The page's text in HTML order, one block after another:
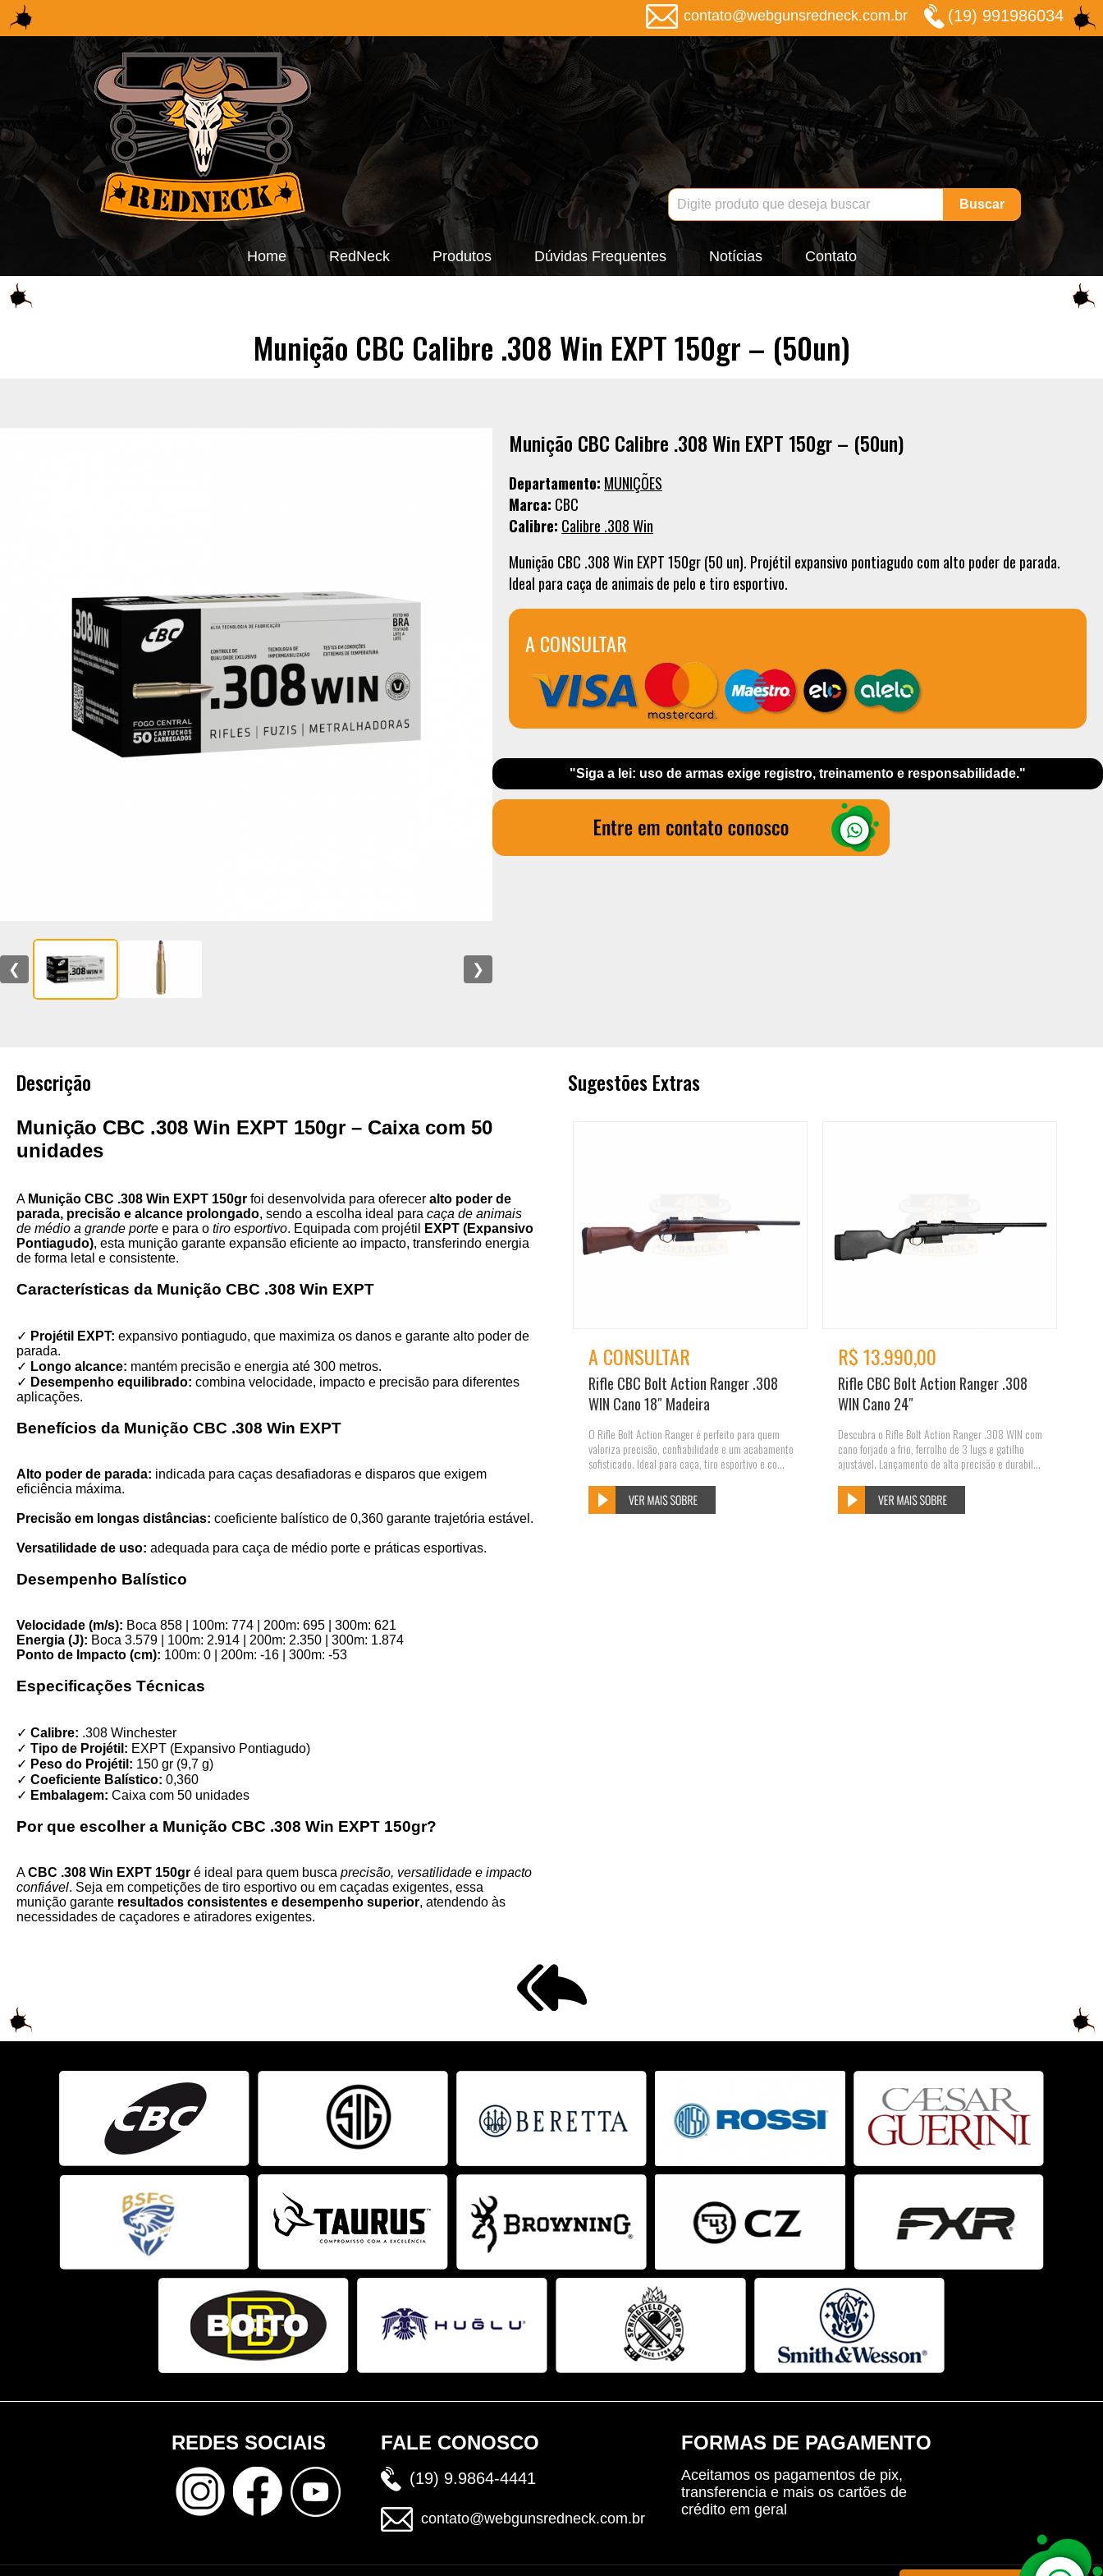
contato@webgunsredneck.com.br (19) 991986034
Buscar
Home RedNeck Produtos Dúvidas Frequentes Notícias Contato
Munição CBC Calibre .308 Win EXPT 150gr – (50un)
❮ ❯
Munição CBC Calibre .308 Win EXPT 150gr – (50un)
Departamento: MUNIÇÕES
Marca: CBC
Calibre: Calibre .308 Win
Munição CBC .308 Win EXPT 150gr (50 un). Projétil expansivo pontiagudo com alto poder de parada.
Ideal para caça de animais de pelo e tiro esportivo.
A CONSULTAR
"Siga a lei: uso de armas exige registro, treinamento e responsabilidade."
Descrição
Munição CBC .308 Win EXPT 150gr – Caixa com 50
unidades
A Munição CBC .308 Win EXPT 150gr foi desenvolvida para oferecer alto poder de
parada, precisão e alcance prolongado, sendo a escolha ideal para caça de animais
de médio a grande porte e para o tiro esportivo. Equipada com projétil
EXPT (Expansivo
Pontiagudo), esta munição garante expansão eficiente ao impacto, transferindo energia
de forma letal e consistente.
Características da Munição CBC .308 Win EXPT
✓ Projétil EXPT: expansivo pontiagudo, que maximiza os danos e garante alto poder de
parada.
✓ Longo alcance: mantém precisão e energia até 300 metros.
✓ Desempenho equilibrado: combina velocidade, impacto e precisão para diferentes
aplicações.
Benefícios da Munição CBC .308 Win EXPT
Alto poder de parada: indicada para caças desafiadoras e disparos que exigem
eficiência máxima.
Precisão em longas distâncias: coeficiente balístico de 0,360 garante trajetória estável.
Versatilidade de uso: adequada para caça de médio porte e práticas esportivas.
Desempenho Balístico
Velocidade (m/s): Boca 858 | 100m: 774 | 200m: 695 | 300m: 621
Energia (J): Boca 3.579 | 100m: 2.914 | 200m: 2.350 | 300m: 1.874
Ponto de Impacto (cm): 100m: 0 | 200m: -16 | 300m: -53
Especificações Técnicas
✓ Calibre: .308 Winchester
✓ Tipo de Projétil: EXPT (Expansivo Pontiagudo)
✓ Peso do Projétil: 150 gr (9,7 g)
✓ Coeficiente Balístico: 0,360
✓ Embalagem: Caixa com 50 unidades
Por que escolher a Munição CBC .308 Win EXPT 150gr?
ACBC .308 Win EXPT 150gr é ideal para quem busca precisão, versatilidade e impacto
confiável. Seja em competições de tiro esportivo ou em caçadas exigentes, essa
munição garante resultados consistentes e desempenho superior, atendendo às
necessidades de caçadores e atiradores exigentes.
Sugestões Extras
A CONSULTAR
Rifle CBC Bolt Action Ranger .308
WIN Cano 18″ Madeira
O Rifle Bolt Action Ranger é perfeito para quem
valoriza precisão, confiabilidade e um acabamento
sofisticado. Ideal para caça, tiro esportivo e co...
R$ 13.990,00
Rifle CBC Bolt Action Ranger .308
WIN Cano 24″
Descubra o Rifle Bolt Action Ranger .308 WIN com
cano forjado a frio, ferrolho de 3 lugs e gatilho
ajustável. Lançamento de alta precisão e durabil...
REDES SOCIAIS FALE CONOSCO
(19) 9.9864-4441
contato@webgunsredneck.com.br
FORMAS DE PAGAMENTO
Aceitamos os pagamentos de pix,
transferencia e mais os cartões de
crédito em geral